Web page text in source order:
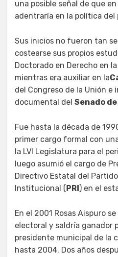
una posible señal de que
adentraría en la política del
Sus inicios no fueron tan
costearse sus propios
Doctorado en Derecho en
mientras era auxiliar en la
del Congreso de la Unión e
documental del Senado
Fue hasta la década de
primer cargo formal con
la LVI Legislatura para el
luego asumió el cargo de
Directivo Estatal del
Institucional (PRI) en el
En el 2001 Rosas Aispuro
electoral y saldría ganador
presidente municipal de la
hasta 2004. Dos años